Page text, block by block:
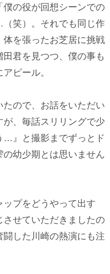
僕の役が回想シーンでの
笑）。それでも同じ作
を張ったお芝居に挑戦
君を見つつ、僕の事も
ピール。
ので、お話をいただい
、毎話スリリングで少
…』と撮影までずっとド
幼少期とは思いません
プをどうやって出す
せていただきましたの
した川崎の熱演にも注